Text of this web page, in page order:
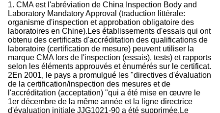
1. CMA est l'abréviation de China Inspection Body and
Laboratory Mandatory Approval (traduction littérale:
organisme d'inspection et approbation obligatoire des
laboratoires en Chine).Les établissements d'essais qui ont
obtenu des certificats d'accréditation des qualifications de
laboratoire (certification de mesure) peuvent utiliser la
marque CMA lors de l'inspection (essais), tests) et rapports
selon les éléments approuvés et énumérés sur le certificat.
2En 2001, le pays a promulgué les "directives d'évaluation
de la certification/inspection des mesures et de
l'accréditation (acceptation) "qui a été mise en œuvre le
1er décembre de la même année et la ligne directrice
d'évaluation initiale JJG1021-90 a été supprimée.Le